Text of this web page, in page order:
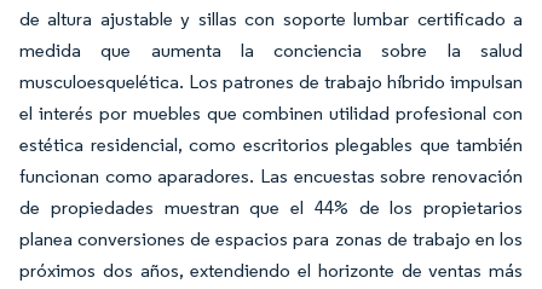
de altura ajustable y sillas con soporte lumbar certificado a
medida que aumenta la conciencia sobre la salud
musculoesquelética. Los patrones de trabajo híbrido impulsan
el interés por muebles que combinen utilidad profesional con
estética residencial, como escritorios plegables que también
funcionan como aparadores. Las encuestas sobre renovación
de propiedades muestran que el 44% de los propietarios
planea conversiones de espacios para zonas de trabajo en los
próximos dos años, extendiendo el horizonte de ventas más